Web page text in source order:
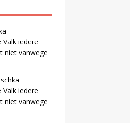
iedere
niet vanwege
iedere
niet vanwege